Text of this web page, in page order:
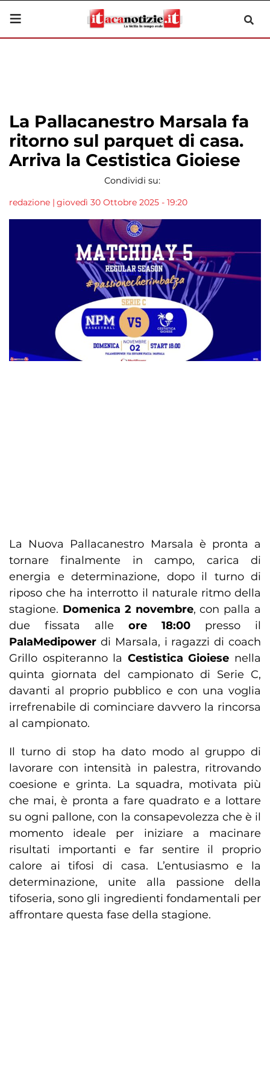
La Pallacanestro Marsala fa
ritorno sul parquet di casa.
Arriva la Cestistica Gioiese
Condividi su:
redazione | giovedì 30 Ottobre 2025 - 19:20
La Nuova Pallacanestro Marsala è pronta a
tornare finalmente in campo, carica di
energia e determinazione, dopo il turno di
riposo che ha interrotto il naturale ritmo della
stagione. Domenica 2 novembre, con palla a
due fissata alle ore 18:00 presso il
PalaMedipower di Marsala, i ragazzi di coach
Grillo ospiteranno la Cestistica Gioiese nella
quinta giornata del campionato di Serie C,
davanti al proprio pubblico e con una voglia
irrefrenabile di cominciare davvero la rincorsa
al campionato.​
Il turno di stop ha dato modo al gruppo di
lavorare con intensità in palestra, ritrovando
coesione e grinta. La squadra, motivata più
che mai, è pronta a fare quadrato e a lottare
su ogni pallone, con la consapevolezza che è il
momento ideale per iniziare a macinare
risultati importanti e far sentire il proprio
calore ai tifosi di casa. L’entusiasmo e la
determinazione, unite alla passione della
tifoseria, sono gli ingredienti fondamentali per
affrontare questa fase della stagione.